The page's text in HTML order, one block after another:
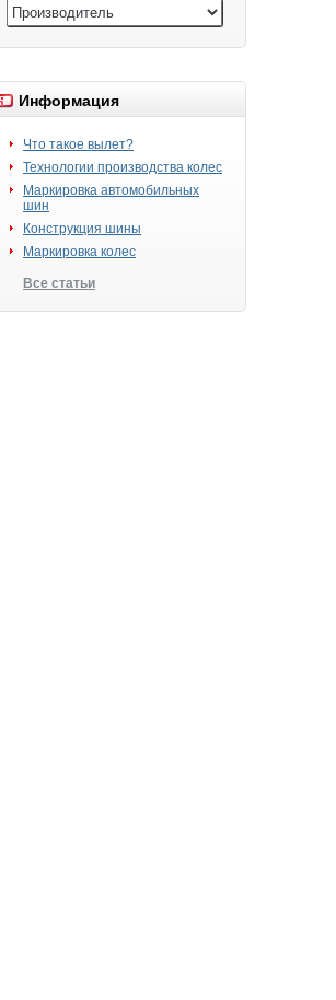
Информация
Что такое вылет?
Технологии производства колес
Маркировка автомобильных
шин
Конструкция шины
Маркировка колес
Все статьи